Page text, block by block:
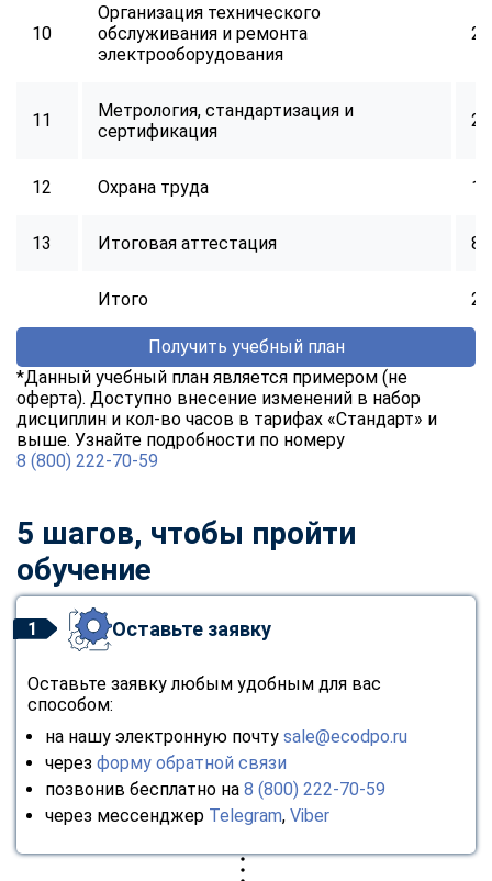
10
Организация технического
обслуживания и ремонта
электрооборудования
24
11
Метрология, стандартизация и
сертификация
24
12 Охрана труда 16
13 Итоговая аттестация 8
Итого
Получить учебный план
*Данный учебный план является примером (не
оферта). Доступно внесение изменений в набор
дисциплин и кол-во часов в тарифах «Стандарт» и
выше. Узнайте подробности по номеру
8 (800) 222-70-59
5 шагов, чтобы пройти
обучение
1 Оставьте заявку
Оставьте заявку любым удобным для вас
способом:
на нашу электронную почту sale@ecodpo.ru
через форму обратной связи
позвонив бесплатно на 8 (800) 222-70-59
через мессенджер Telegram, Viber